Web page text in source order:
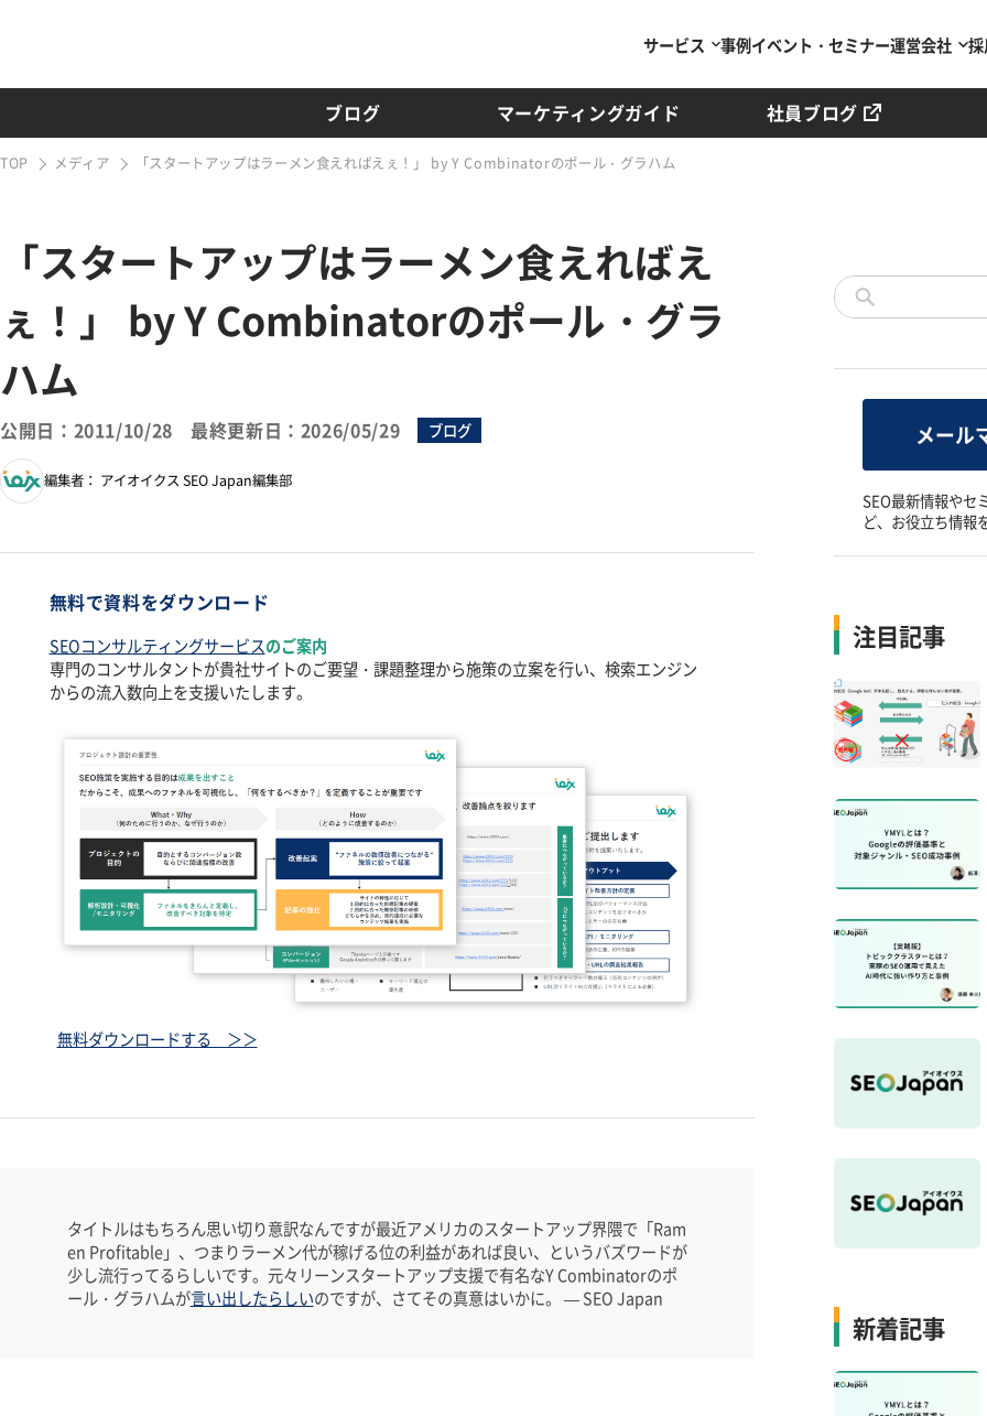
ブログ マーケティングガイド 社員ブログ
サービス 事例イベント・セミナー運営会社
TOP メディア 「スタートアップはラーメン食えればえぇ！」 by Y Combinatorのポール・グラハム
「スタートアップはラーメン食えればえ
ぇ！」 by Y Combinatorのポール・グラ
ハム
公開日：2011/10/28 最終更新日：2026/05/29 ブログ
編集者： アイオイクス SEO Japan編集部
無料で資料をダウンロード
SEOコンサルティングサービスのご案内
専門のコンサルタントが貴社サイトのご要望・課題整理から施策の立案を行い、検索エンジン
からの流入数向上を支援いたします。
無料ダウンロードする ＞＞
タイトルはもちろん思い切り意訳なんですが最近アメリカのスタートアップ界隈で「Ram
en Profitable」、つまりラーメン代が稼げる位の利益があれば良い、というバズワードが
少し流行ってるらしいです。元々リーンスタートアップ支援で有名なY Combinatorのポ
ール・グラハムが言い出したらしいのですが、さてその真意はいかに。 — SEO Japan
メール
SEO最新情報やセ
ど、お役立ち情報
注目記事
新着記事